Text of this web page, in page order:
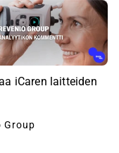
edelleen
Osakkeen arvostus
8x), mutta
ennusteriskien
Q2-raporttia
iCaren laitteiden
Group